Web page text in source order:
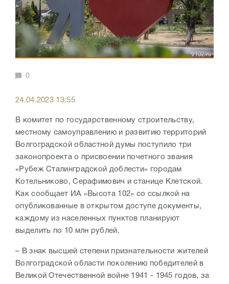
0
24.04.2023 13:55
В комитет по государственному строительству,
местному самоуправлению и развитию территорий
Волгоградской областной думы поступило три
законопроекта о присвоении почетного звания
«Рубеж Сталинградской доблести» городам
Котельниково, Серафимович и станице Клетской.
Как сообщает ИА «Высота 102» со ссылкой на
опубликованные в открытом доступе документы,
каждому из населенных пунктов планируют
выделить по 10 млн рублей.
– В знак высшей степени признательности жителей
Волгоградской области поколению победителей в
Великой Отечественной войне 1941 - 1945 годов, за